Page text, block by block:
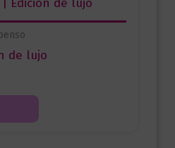
de lujo